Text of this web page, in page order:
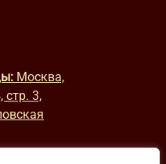
Москва,
стр. 3,